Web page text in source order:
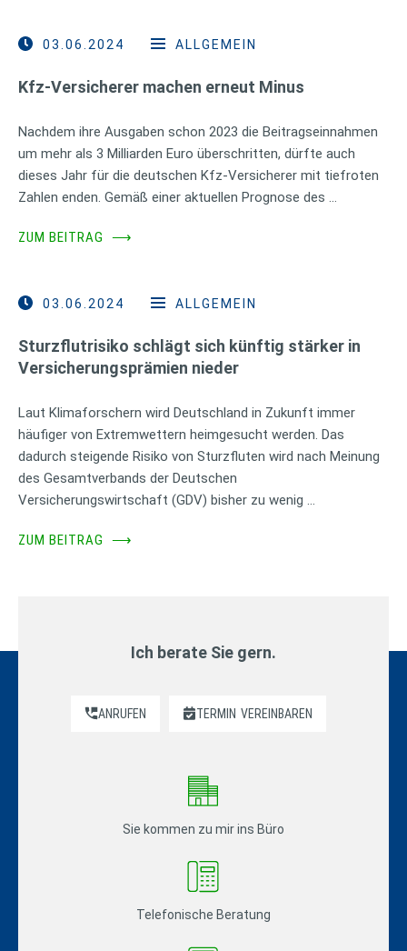
03.06.2024 ALLGEMEIN
Kfz-Versicherer machen erneut Minus
Nachdem ihre Ausgaben schon 2023 die Beitragseinnahmen
um mehr als 3 Milliarden Euro überschritten, dürfte auch
dieses Jahr für die deutschen Kfz-Versicherer mit tiefroten
Zahlen enden. Gemäß einer aktuellen Prognose des …
ZUM BEITRAG ⟶
03.06.2024 ALLGEMEIN
Sturzflutrisiko schlägt sich künftig stärker in
Versicherungsprämien nieder
Laut Klimaforschern wird Deutschland in Zukunft immer
häufiger von Extremwettern heimgesucht werden. Das
dadurch steigende Risiko von Sturzfluten wird nach Meinung
des Gesamtverbands der Deutschen
Versicherungswirtschaft (GDV) bisher zu wenig …
ZUM BEITRAG ⟶
Ich berate Sie gern.
ANRUFEN TERMIN VEREINBAREN
Sie kommen zu mir ins Büro
Telefonische Beratung